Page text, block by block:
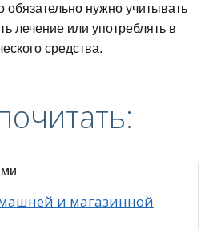
обязательно нужно учитывать
лечение или употреблять в
средства.
и магазинной